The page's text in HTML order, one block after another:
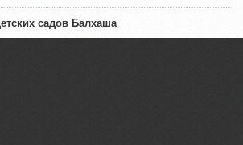
садов Балхаша